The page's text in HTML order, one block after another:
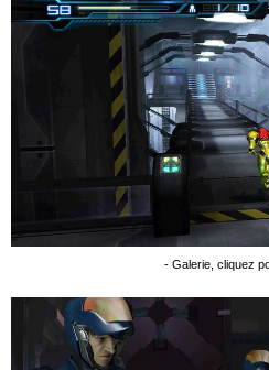
- Galerie, cliquez